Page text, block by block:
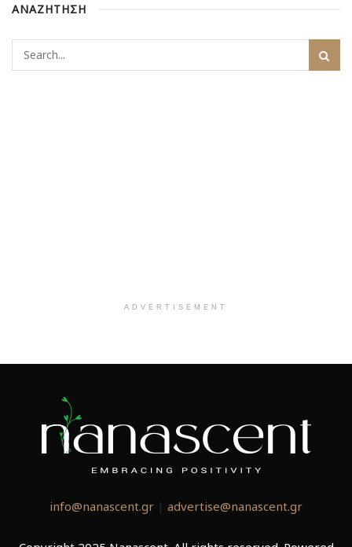
ΑΝΑΖΗΤΗΣΗ
ADVERTISEMENT
info@nanascent.gr | advertise@nanascent.gr